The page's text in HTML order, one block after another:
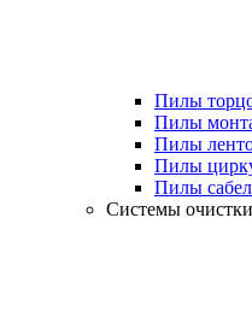
Пилы
Пилы
Пилы
Пилы
Пилы
Системы очистки